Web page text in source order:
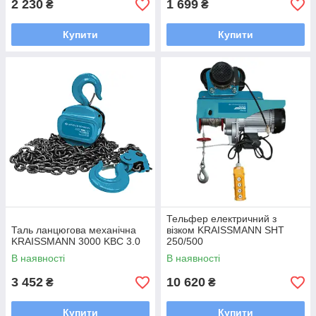
2 230 ₴
Купити
1 699 ₴
Купити
Таль ланцюгова механічна
KRAISSMANN 3000 KBC 3.0
В наявності
3 452 ₴
Купити
Тельфер електричний з
візком KRAISSMANN SHT
250/500
В наявності
10 620 ₴
Купити